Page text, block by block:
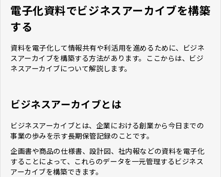
電子化資料でビジネスアーカイブを構築
する
資料を電子化して情報共有や利活用を進めるために、ビジネ
スアーカイブを構築する方法があります。ここからは、ビジ
ネスアーカイブについて解説します。
ビジネスアーカイブとは
ビジネスアーカイブとは、企業における創業から今日までの
事業の歩みを示す長期保管記録のことです。
企画書や商品の仕様書、設計図、社内報などの資料を電子化
することによって、これらのデータを一元管理するビジネス
アーカイブを構築できます。